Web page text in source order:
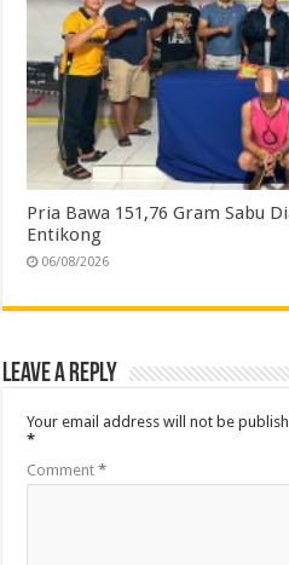
Pria Bawa 151,76 Gram Sabu
Entikong
06/08/2026
Leave a Reply
Your email address will not be
*
Comment*